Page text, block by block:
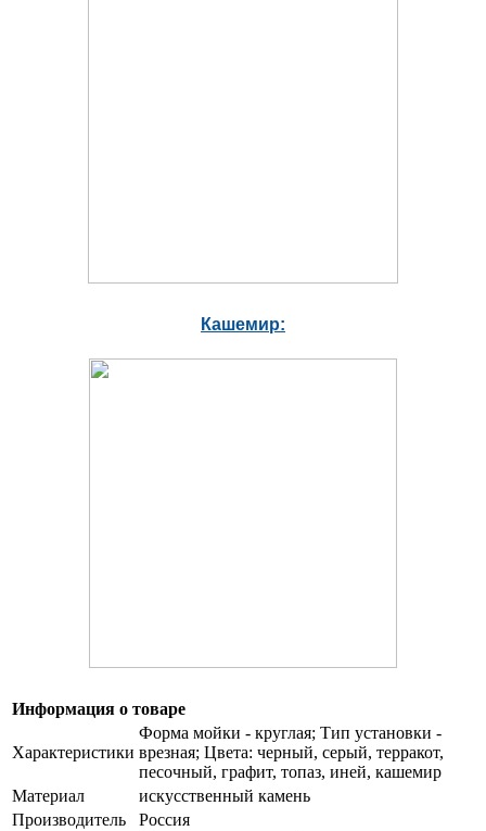
Кашемир:
Информация о товаре
Характеристики
Форма мойки - круглая; Тип установки -
врезная; Цвета: черный, серый, терракот,
песочный, графит, топаз, иней, кашемир
Материал
искусственный камень
Производитель
Россия